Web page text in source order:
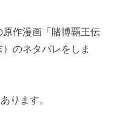
原作漫画「賭博覇王伝
のネタバレをしま
ります。